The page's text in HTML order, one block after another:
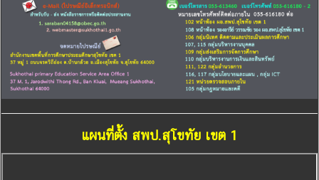
แผนที่ตั้ง สพป.สุโขทัย เขต 1